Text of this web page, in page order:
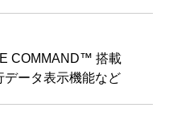
COMMAND™ 搭載
データ表示機能など